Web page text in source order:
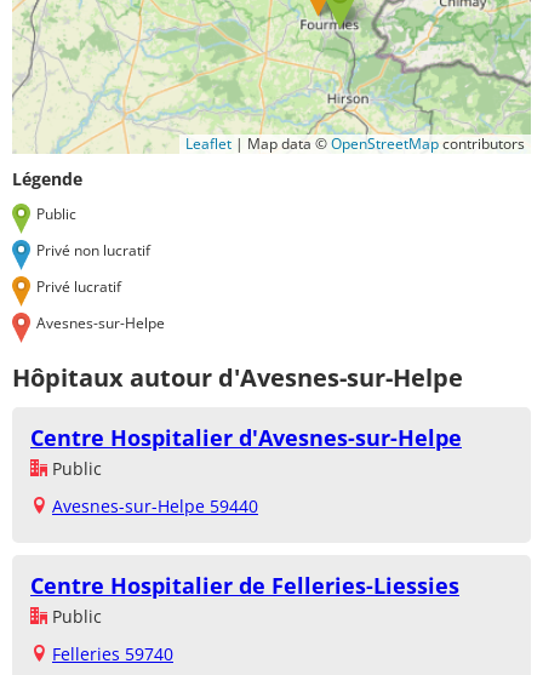
Leaflet | Map data ©OpenStreetMapcontributors
Légende
Public
Privé non lucratif
Privé lucratif
Avesnes-sur-Helpe
Hôpitaux autour d'Avesnes-sur-Helpe
Centre Hospitalier d'Avesnes-sur-Helpe
Public
Avesnes-sur-Helpe 59440
Centre Hospitalier de Felleries-Liessies
Public
Felleries 59740